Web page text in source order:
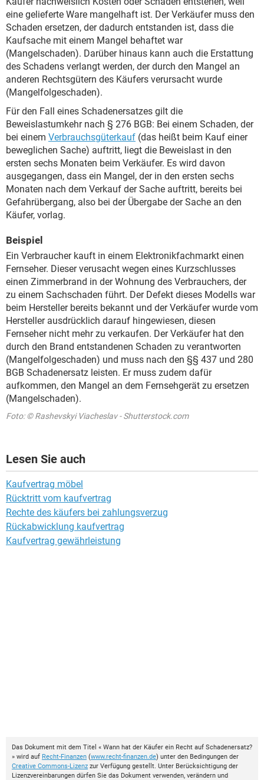
eine gelieferte Ware mangelhaft ist. Der Verkäufer muss den
Schaden ersetzen, der dadurch entstanden ist, dass die
Kaufsache mit einem Mangel behaftet war
(Mangelschaden). Darüber hinaus kann auch die Erstattung
des Schadens verlangt werden, der durch den Mangel an
anderen Rechtsgütern des Käufers verursacht wurde
(Mangelfolgeschaden).
Für den Fall eines Schadenersatzes gilt die
Beweislastumkehr nach § 276 BGB: Bei einem Schaden, der
bei einem Verbrauchsgüterkauf (das heißt beim Kauf einer
beweglichen Sache) auftritt, liegt die Beweislast in den
ersten sechs Monaten beim Verkäufer. Es wird davon
ausgegangen, dass ein Mangel, der in den ersten sechs
Monaten nach dem Verkauf der Sache auftritt, bereits bei
Gefahrübergang, also bei der Übergabe der Sache an den
Käufer, vorlag.
Beispiel
Ein Verbraucher kauft in einem Elektronikfachmarkt einen
Fernseher. Dieser verusacht wegen eines Kurzschlusses
einen Zimmerbrand in der Wohnung des Verbrauchers, der
zu einem Sachschaden führt. Der Defekt dieses Modells war
beim Hersteller bereits bekannt und der Verkäufer wurde vom
Hersteller ausdrücklich darauf hingewiesen, diesen
Fernseher nicht mehr zu verkaufen. Der Verkäufer hat den
durch den Brand entstandenen Schaden zu verantworten
(Mangelfolgeschaden) und muss nach den §§ 437 und 280
BGB Schadenersatz leisten. Er muss zudem dafür
aufkommen, den Mangel an dem Fernsehgerät zu ersetzen
(Mangelschaden).
Foto: © Rashevskyi Viacheslav - Shutterstock.com
Lesen Sie auch
Kaufvertrag möbel
Rücktritt vom kaufvertrag
Rechte des käufers bei zahlungsverzug
Rückabwicklung kaufvertrag
Kaufvertrag gewährleistung
Das Dokument mit dem Titel « Wann hat der Käufer ein Recht auf Schadenersatz?
» wird auf Recht-Finanzen (www.recht-finanzen.de) unter den Bedingungen der
Creative Commons-Lizenz zur Verfügung gestellt. Unter Berücksichtigung der
Lizenzvereinbarungen dürfen Sie das Dokument verwenden, verändern und